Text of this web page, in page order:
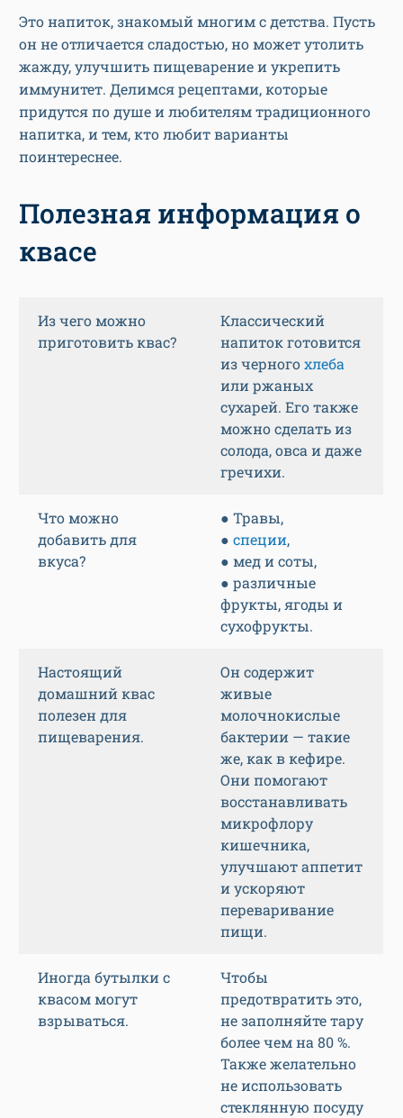
Это напиток, знакомый многим с детства. Пусть
он не отличается сладостью, но может утолить
жажду, улучшить пищеварение и укрепить
иммунитет. Делимся рецептами, которые
придутся по душе и любителям традиционного
напитка, и тем, кто любит варианты
поинтереснее.
Полезная информация о
квасе
Из чего можно
приготовить квас?
Классический
напиток готовится
из черногохлеба
или ржаных
сухарей. Его также
можно сделать из
солода, овса и даже
гречихи.
Что можно
добавить для
вкуса?
● Травы,
● специи,
● мед и соты,
● различные
фрукты, ягоды и
сухофрукты.
Настоящий
домашний квас
полезен для
пищеварения.
Он содержит
живые
молочнокислые
бактерии — такие
же, как в кефире.
Они помогают
восстанавливать
микрофлору
кишечника,
улучшают аппетит
и ускоряют
переваривание
пищи.
Иногда бутылки с
квасом могут
взрываться.
Чтобы
предотвратить это,
не заполняйте тару
более чем на 80 %.
Также желательно
не использовать
стеклянную посуду